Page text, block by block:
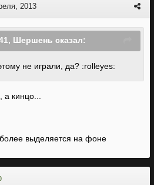
2013
Шершень сказал:
не играли, да? :rolleyes:
кинцо...
выделяется на фоне